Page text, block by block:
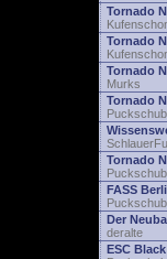
Tornado
Tornado
Tornado
Murks
Tornado
Tornado
FASS
Der
deralte
ESC